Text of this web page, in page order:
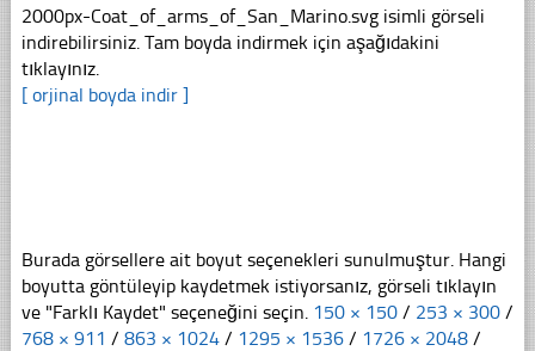
2000px-Coat_of_arms_of_San_Marino.svg isimli görseli
indirebilirsiniz. Tam boyda indirmek için aşağıdakini
tıklayınız.
[ orjinal boyda indir ]
Burada görsellere ait boyut seçenekleri sunulmuştur. Hangi
boyutta göntüleyip kaydetmek istiyorsanız, görseli tıklayın
ve "Farklı Kaydet" seçeneğini seçin. 150 × 150 / 253 × 300 /
768 × 911 / 863 × 1024 / 1295 × 1536 / 1726 × 2048 /